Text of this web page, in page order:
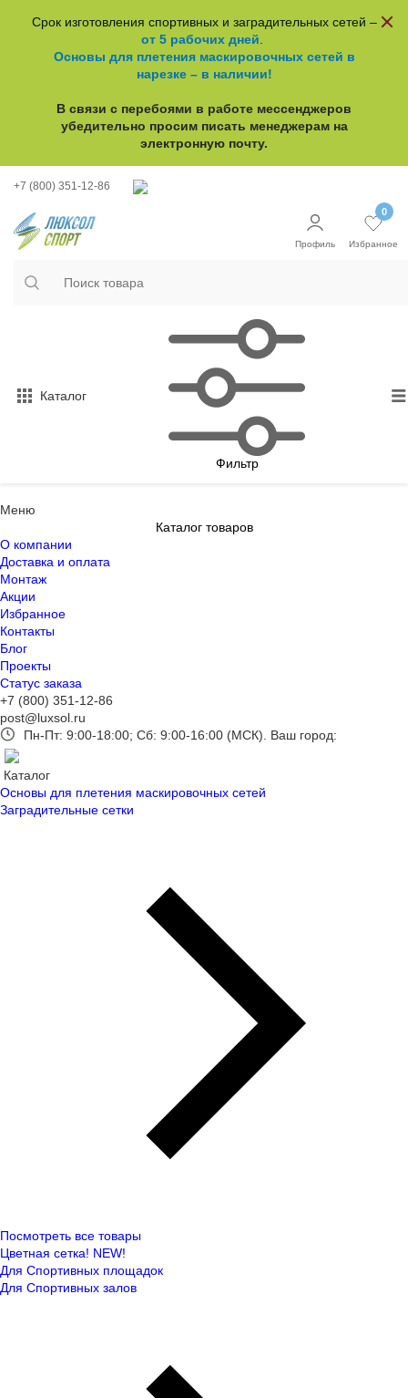
Срок изготовления спортивных и заградительных сетей –
от 5 рабочих дней
Основы для плетения маскировочных сетей в
нарезке – в наличии!
В связи с перебоями в работе мессенджеров
убедительно просим писать менеджерам на
электронную почту.
+7 (800) 351-12-86
Профиль
0
Избранное
Каталог
Фильтр
Меню
Каталог товаров
О компании
Доставка и оплата
Монтаж
Акции
Избранное
Контакты
Блог
Проекты
Статус заказа
+7 (800) 351-12-86
post@luxsol.ru
Пн-Пт: 9:00-18:00; Сб: 9:00-16:00 (МСК). Ваш город:
Каталог
Основы для плетения маскировочных сетей
Заградительные сетки
Посмотреть все товары
Цветная сетка! NEW!
Для Спортивных площадок
Для Спортивных залов